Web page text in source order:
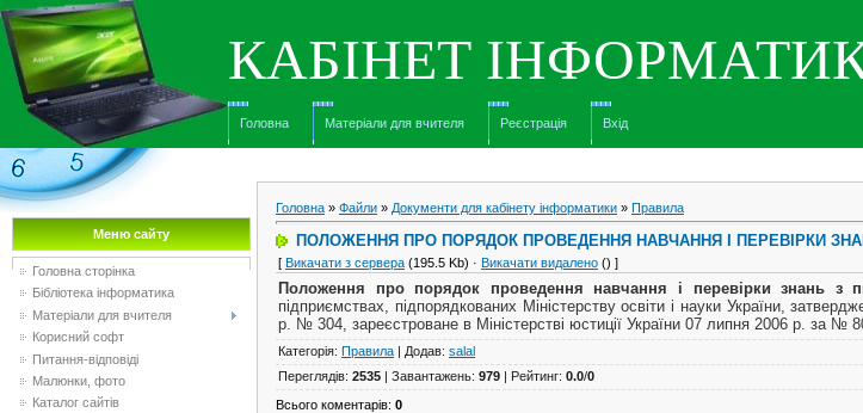
КАБІНЕТ
Головна Матеріали для вчителя Реєстрація Вхід
Меню сайту
Головна сторінка
Бібліотека інформатика
Матеріали для вчителя
Корисний софт
Питання-відповіді
Малюнки, фото
Каталог сайтів
Головна » Файли » Документи для кабінету інформатики » Правила
ПОЛОЖЕННЯ ПРО ПОРЯДОК ПРОВЕДЕННЯ НАВЧАННЯ І ПЕРЕВІРКИ
[ Викачати з сервера (195.5 Kb) · Викачати видалено () ]
Положення про порядок проведення навчання і перевірки знань з
підприємствах, підпорядкованих Міністерству освіти і науки України,
р. № 304, зареєстроване в Міністерстві юстиції України 07 липня 2006 р. за №
Категорія: Правила | Додав: salal
Переглядів: 2535 | Завантажень: 979 | Рейтинг: 0.0/0
Всього коментарів: 0